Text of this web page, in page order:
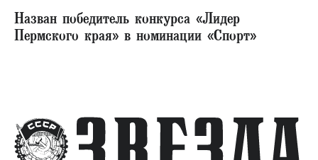
Назван победитель конкурса «Лидер
Пермского края» в номинации «Спорт»